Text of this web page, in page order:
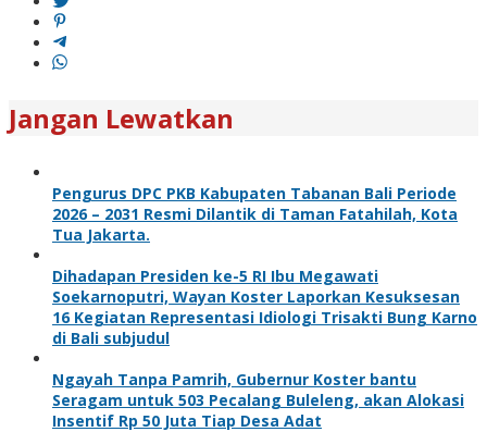
Jangan Lewatkan
Pengurus DPC PKB Kabupaten Tabanan Bali Periode
2026 – 2031 Resmi Dilantik di Taman Fatahilah, Kota
Tua Jakarta.
Dihadapan Presiden ke-5 RI Ibu Megawati
Soekarnoputri, Wayan Koster Laporkan Kesuksesan
16 Kegiatan Representasi Idiologi Trisakti Bung Karno
di Bali subjudul
Ngayah Tanpa Pamrih, Gubernur Koster bantu
Seragam untuk 503 Pecalang Buleleng, akan Alokasi
Insentif Rp 50 Juta Tiap Desa Adat